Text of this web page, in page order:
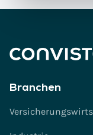
Branchen